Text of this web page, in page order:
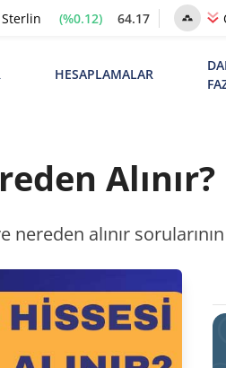
Sterlin (%0.12) 64.17
HESAPLAMALAR
Alınır?
alınır